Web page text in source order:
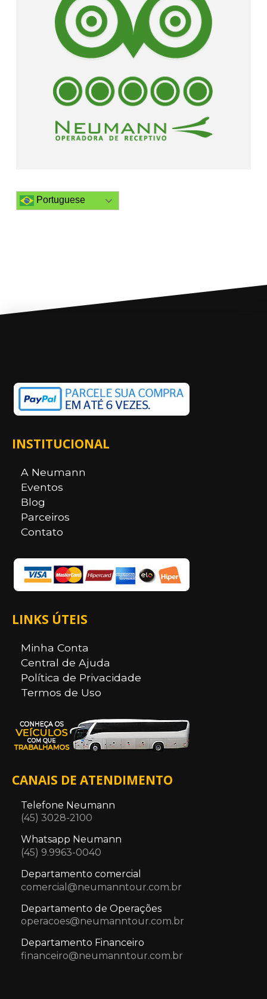
Portuguese
INSTITUCIONAL
A Neumann
Eventos
Blog
Parceiros
Contato
LINKS ÚTEIS
Minha Conta
Central de Ajuda
Política de Privacidade
Termos de Uso
CANAIS DE ATENDIMENTO
Telefone Neumann
(45) 3028-2100
Whatsapp Neumann
(45) 9.9963-0040
Departamento comercial
comercial@neumanntour.com.br
Departamento de Operações
operacoes@neumanntour.com.br
Departamento Financeiro
financeiro@neumanntour.com.br